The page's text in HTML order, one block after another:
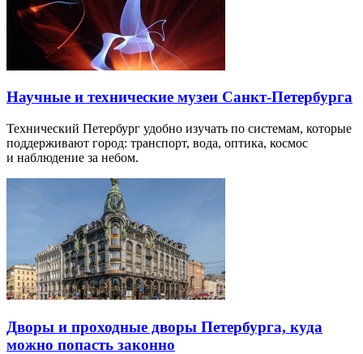
Научные и технические музеи Санкт-Петербурга
Технический Петербург удобно изучать по системам, которые
поддерживают город: транспорт, вода, оптика, космос
и наблюдение за небом.
Дворы и проходные дворы Петербурга, куда
можно попасть законно